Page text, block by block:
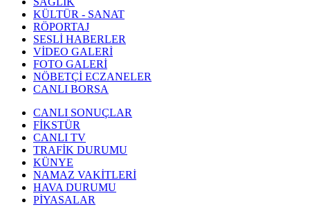
KÜLTÜR - SANAT
RÖPORTAJ
SESLİ HABERLER
VİDEO GALERİ
FOTO GALERİ
NÖBETÇİ ECZANELER
CANLI BORSA
CANLI SONUÇLAR
FİKSTÜR
CANLI TV
TRAFİK DURUMU
KÜNYE
NAMAZ VAKİTLERİ
HAVA DURUMU
PİYASALAR